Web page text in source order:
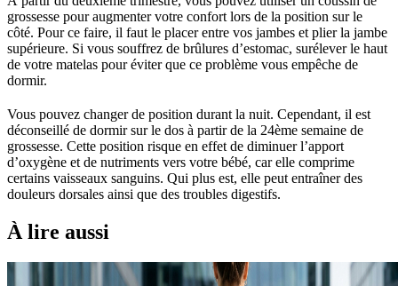
grossesse pour augmenter votre confort lors de la position sur le
côté. Pour ce faire, il faut le placer entre vos jambes et plier la jambe
supérieure. Si vous souffrez de brûlures d’estomac, surélever le haut
de votre matelas pour éviter que ce problème vous empêche de
dormir.
Vous pouvez changer de position durant la nuit. Cependant, il est
déconseillé de dormir sur le dos à partir de la 24ème semaine de
grossesse. Cette position risque en effet de diminuer l’apport
d’oxygène et de nutriments vers votre bébé, car elle comprime
certains vaisseaux sanguins. Qui plus est, elle peut entraîner des
douleurs dorsales ainsi que des troubles digestifs.
À lire aussi